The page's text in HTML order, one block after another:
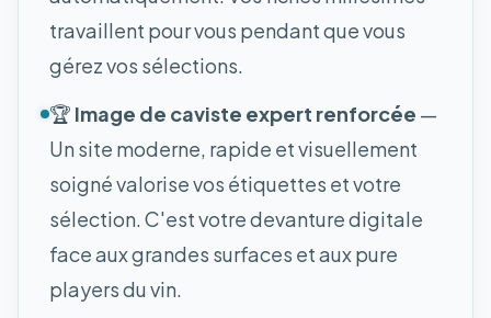
travaillent pour vous pendant que vous
gérez vos sélections.
🏆 Image de caviste expert renforcée —
Un site moderne, rapide et visuellement
soigné valorise vos étiquettes et votre
sélection. C'est votre devanture digitale
face aux grandes surfaces et aux pure
players du vin.